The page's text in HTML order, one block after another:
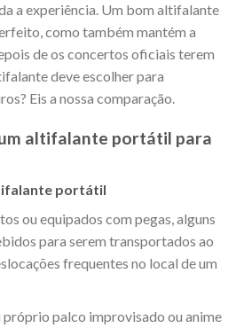
a experiência. Um bom altifalante
como também mantém a
de os concertos oficiais terem
deve escolher para
Eis a nossa comparação.
altifalante portátil para
portátil
ou equipados com pegas, alguns
para serem transportados ao
frequentes no local de um
próprio palco improvisado ou anime